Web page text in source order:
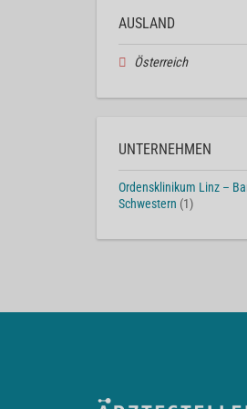
AUSLAND
Österreich
UNTERNEHMEN
Ordensklinikum Linz –
Schwestern (1)